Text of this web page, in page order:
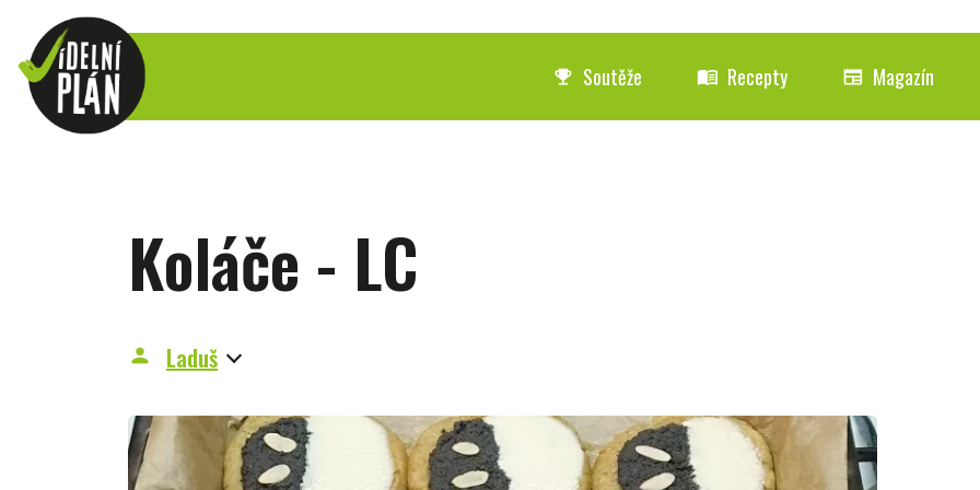
emoji_events Soutěže menu_book Recepty newspaper Magazín
Koláče - LC
person Laduš